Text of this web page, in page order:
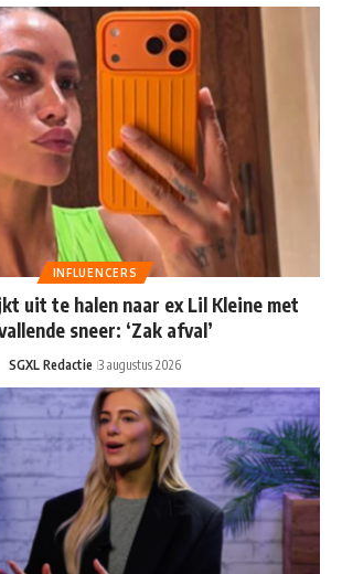
INFLUENCERS
uit te halen naar ex Lil Kleine met
sneer: ‘Zak afval’
SGXL Redactie 3 augustus 2026